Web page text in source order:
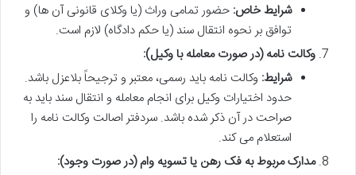
شرایط خاص: حضور تمامی وراث (یا وکلای قانونی آن ها) و
توافق بر نحوه انتقال سند (یا حکم دادگاه) لازم است.
وکالت نامه (در صورت معامله با وکیل):
شرایط: وکالت نامه باید رسمی، معتبر و ترجیحاً بلاعزل باشد.
حدود اختیارات وکیل برای انجام معامله و انتقال سند باید به
صراحت در آن ذکر شده باشد. سردفتر اصالت وکالت نامه را
استعلام می کند.
مدارک مربوط به فک رهن یا تسویه وام (در صورت وجود):